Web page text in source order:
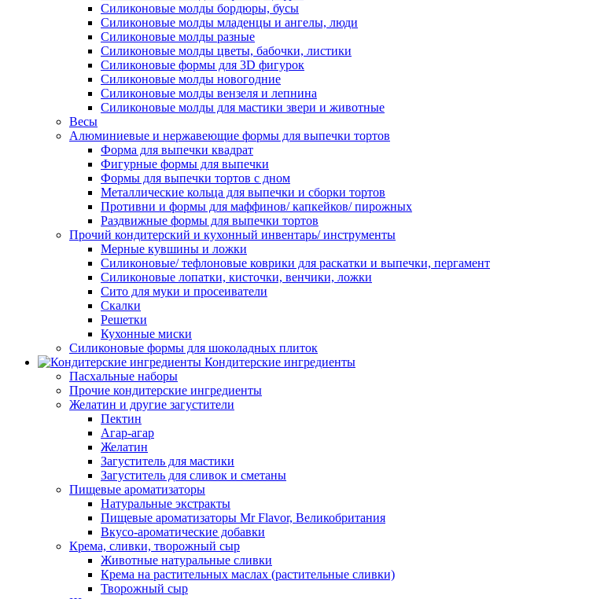
Силиконовые молды бордюры, бусы
Силиконовые молды младенцы и ангелы, люди
Силиконовые молды разные
Силиконовые молды цветы, бабочки, листики
Силиконовые формы для 3D фигурок
Силиконовые молды новогодние
Силиконовые молды вензеля и лепнина
Силиконовые молды для мастики звери и животные
Весы
Алюминиевые и нержавеющие формы для выпечки тортов
Форма для выпечки квадрат
Фигурные формы для выпечки
Формы для выпечки тортов с дном
Металлические кольца для выпечки и сборки тортов
Противни и формы для маффинов/ капкейков/ пирожных
Раздвижные формы для выпечки тортов
Прочий кондитерский и кухонный инвентарь/ инструменты
Мерные кувшины и ложки
Силиконовые/ тефлоновые коврики для раскатки и выпечки, пергамент
Силиконовые лопатки, кисточки, венчики, ложки
Сито для муки и просеиватели
Скалки
Решетки
Кухонные миски
Силиконовые формы для шоколадных плиток
Кондитерские ингредиенты
Пасхальные наборы
Прочие кондитерские ингредиенты
Желатин и другие загустители
Пектин
Агар-агар
Желатин
Загуститель для мастики
Загуститель для сливок и сметаны
Пищевые ароматизаторы
Натуральные экстракты
Пищевые ароматизаторы Mr Flavor, Великобритания
Вкусо-ароматические добавки
Крема, сливки, творожный сыр
Животные натуральные сливки
Крема на растительных маслах (растительные сливки)
Творожный сыр